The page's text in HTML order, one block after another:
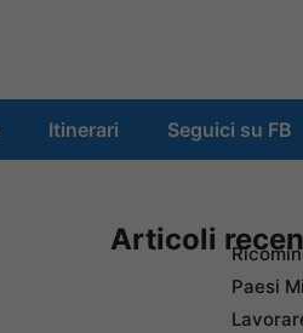
Itinerari Seguici su FB
Articoli
Paesi